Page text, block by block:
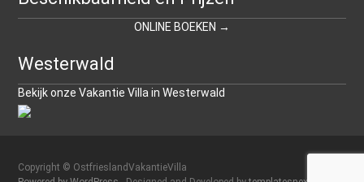
ONLINE BOEKEN →
Westerwald
Bekijk onze Vakantie Villa in Westerwald
Copyright © OstfrieslandVakantieVilla